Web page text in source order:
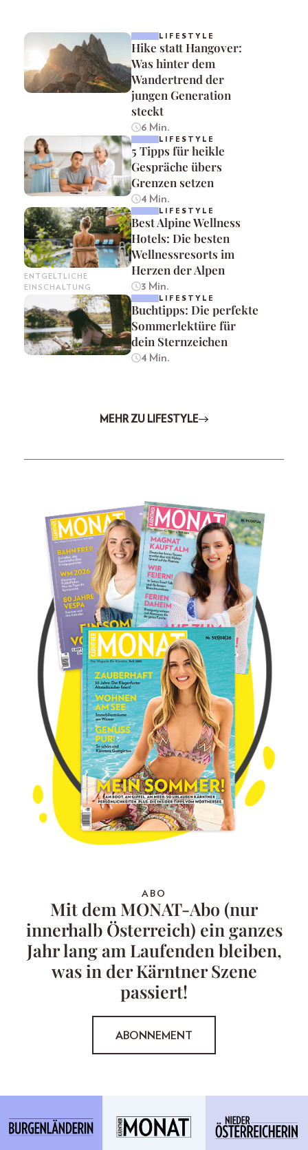
LIFESTYLE
Hike statt Hangover:
Was hinter dem
Wandertrend der
jungen Generation
steckt
6 Min.
LIFESTYLE
5 Tipps für heikle
Gespräche übers
Grenzen setzen
4 Min.
ENTGELTLICHE
EINSCHALTUNG
LIFESTYLE
Best Alpine Wellness
Hotels: Die besten
Wellnessresorts im
Herzen der Alpen
3 Min.
LIFESTYLE
Buchtipps: Die perfekte
Sommerlektüre für
dein Sternzeichen
4 Min.
MEHR ZU LIFESTYLE
ABO
Mit dem MONAT-Abo (nur
innerhalb Österreich) ein ganzes
Jahr lang am Laufenden bleiben,
was in der Kärntner Szene
passiert!
ABONNEMENT